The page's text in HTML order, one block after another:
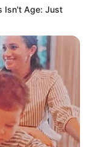
Isn't Age: Just